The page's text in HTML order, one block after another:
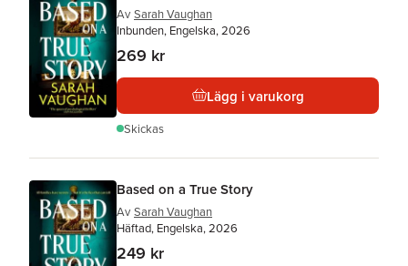
Av Sarah Vaughan
Inbunden, Engelska, 2026
269 kr
Lägg i varukorg
Skickas
Based on a True Story
Av Sarah Vaughan
Häftad, Engelska, 2026
249 kr